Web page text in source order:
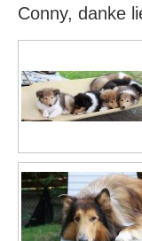
Conny, danke